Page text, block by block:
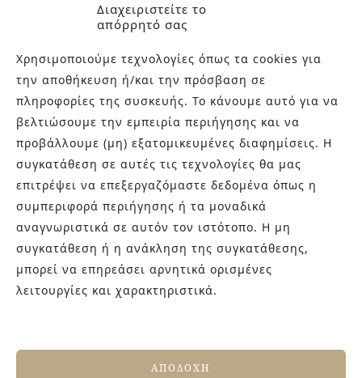
Διαχειριστείτε το
απόρρητό σας
Χρησιμοποιούμε τεχνολογίες όπως τα cookies για
την αποθήκευση ή/και την πρόσβαση σε
πληροφορίες της συσκευής. Το κάνουμε αυτό για να
βελτιώσουμε την εμπειρία περιήγησης και να
προβάλλουμε (μη) εξατομικευμένες διαφημίσεις. Η
συγκατάθεση σε αυτές τις τεχνολογίες θα μας
επιτρέψει να επεξεργαζόμαστε δεδομένα όπως η
συμπεριφορά περιήγησης ή τα μοναδικά
αναγνωριστικά σε αυτόν τον ιστότοπο. Η μη
συγκατάθεση ή η ανάκληση της συγκατάθεσης,
μπορεί να επηρεάσει αρνητικά ορισμένες
λειτουργίες και χαρακτηριστικά.
ΑΠΟΔΟΧΉ
εμπειρίας στο χώρο του πλακιδίου και των ειδών υγιεινής,
καθώς και φρέσκες ιδέες με τον ενθουσιασμό της νέας
γενιάς! Επισκεφτείτε μας για ιδέες και προτάσεις στον
Άγιο Δημήτριο (Λιδωρικίου 11) ή καλέστε μας στο 210-
9934544.
ΤΕΛΕΥΤΑΙΑ ΑΡΘΡΑ
Αντιολισθητικά πλακάκια: Όλα όσα πρέπει να
γνωρίζετε πριν την αγορά
27 ΙΟΥΝΊΟΥ, 2026
Jacuzzi στο Σπίτι: Τα οφέλη για την υγεία και την
20 ΙΟΥΝΊΟΥ, 2026
Terre del Nord: μια αρχιτεκτονική προσέγγιση